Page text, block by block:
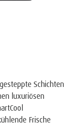
Schichten
luxuriösen
Frische